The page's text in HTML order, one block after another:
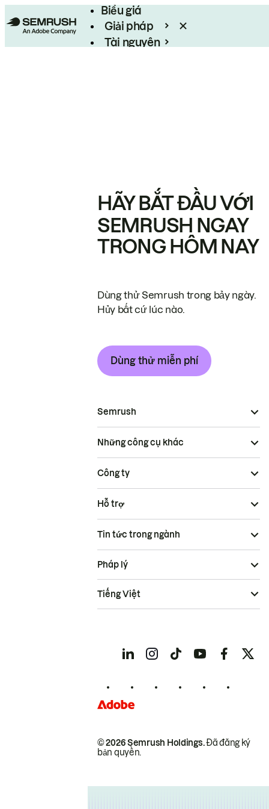
Biểu giá
Giải pháp
Tài nguyên
HÃY BẮT ĐẦU VỚI
SEMRUSH NGAY
TRONG HÔM NAY
Dùng thử Semrush trong bảy ngày.
Hủy bất cứ lúc nào.
Dùng thử miễn phí
Semrush
Những công cụ khác
Công ty
Hỗ trợ
Tin tức trong ngành
© 2026 Semrush Holdings.Đã đăng ký
bản quyền.
Pháp lý
Tiếng Việt